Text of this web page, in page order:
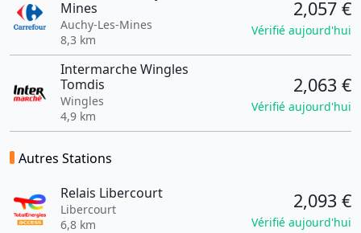
Mines
Auchy-Les-Mines
8,3 km
2,057 €
Vérifié aujourd'hui
Intermarche Wingles
Tomdis
Wingles
4,9 km
2,063 €
Vérifié aujourd'hui
Autres Stations
Relais Libercourt
Libercourt
6,8 km
2,093 €
Vérifié aujourd'hui